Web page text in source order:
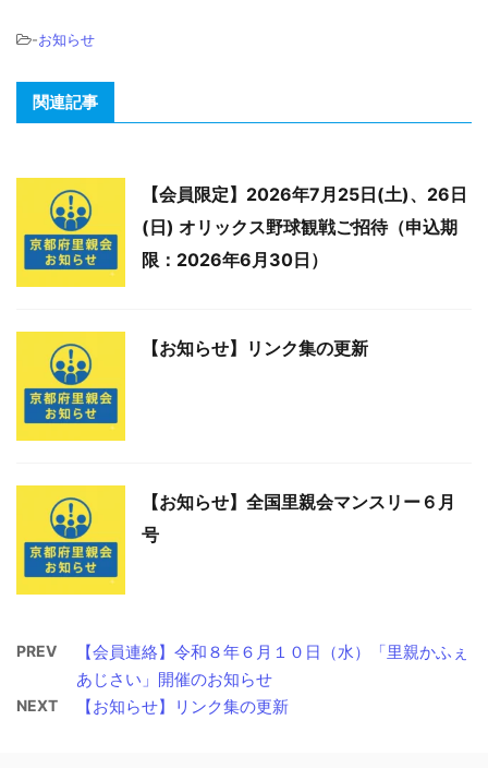
-お知らせ
関連記事
【会員限定】2026年7月25日(土)、26日
(日) オリックス野球観戦ご招待（申込期
限：2026年6月30日）
【お知らせ】リンク集の更新
【お知らせ】全国里親会マンスリー６月
号
PREV
【会員連絡】令和８年６月１０日（水）「里親かふぇ
あじさい」開催のお知らせ
NEXT 【お知らせ】リンク集の更新